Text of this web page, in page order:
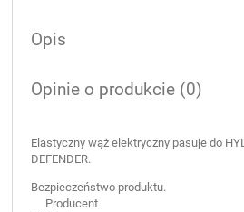
Opis
Opinie o produkcie (0)
Elastyczny wąż elektryczny pasuje do
DEFENDER.
Bezpieczeństwo produktu.
Producent